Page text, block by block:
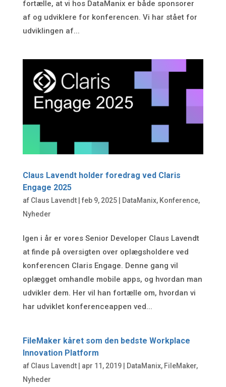
fortælle, at vi hos DataManix er både sponsorer
af og udviklere for konferencen. Vi har stået for
udviklingen af...
Claus Lavendt holder foredrag ved Claris
Engage 2025
af Claus Lavendt| feb 9, 2025| DataManix, Konference,
Nyheder
Igen i år er vores Senior Developer Claus Lavendt
at finde på oversigten over oplægsholdere ved
konferencen Claris Engage. Denne gang vil
oplægget omhandle mobile apps, og hvordan man
udvikler dem. Her vil han fortælle om, hvordan vi
har udviklet konferenceappen ved...
FileMaker kåret som den bedste Workplace
Innovation Platform
af Claus Lavendt| apr 11, 2019| DataManix, FileMaker,
Nyheder